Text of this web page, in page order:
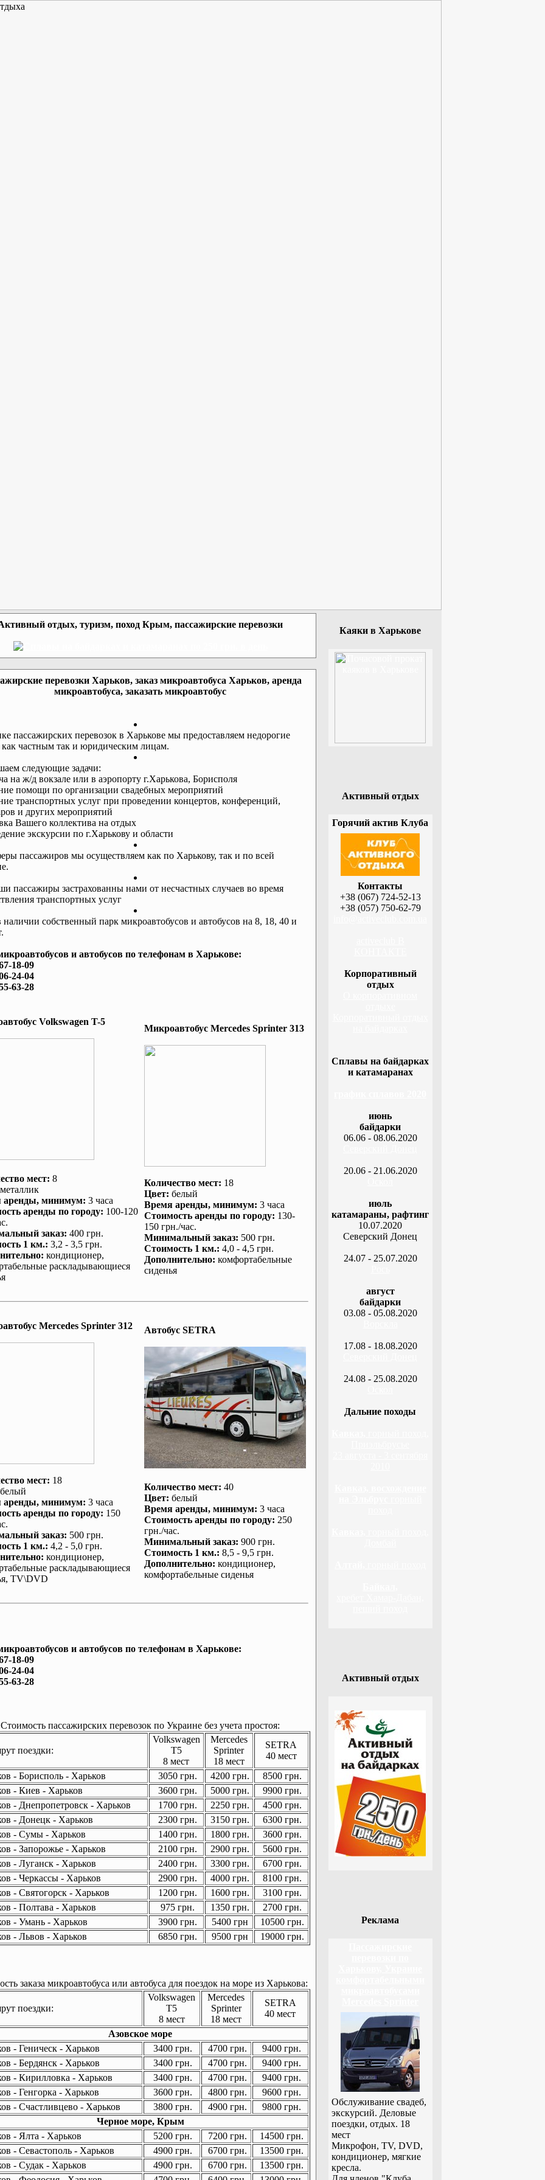
отдых, туризм, поход Крым, пассажирские перевозки
перевозки Харьков, заказ микроавтобуса Харьков, аренда
микроавтобуса, заказать микроавтобус
пассажирских перевозок в Харькове мы предоставляем недорогие
как частным так и юридическим лицам.
следующие задачи:
на ж/д вокзале или в аэропорту г.Харькова, Борисполя
помощи по организации свадебных мероприятий
транспортных услуг при проведении концертов, конференций,
и других мероприятий
Вашего коллектива на отдых
экскурсии по г.Харькову и области
пассажиров мы осуществляем как по Харькову, так и по всей
пассажиры застрахованны нами от несчастных случаев во время
транспортных услуг
наличии собственный парк микроавтобусов и автобусов на 8, 18, 40 и
и автобусов по телефонам в Харькове:
18-09
24-04
63-28
Volkswagen T-5
мест: 8
металлик
аренды, минимум: 3 часа
аренды по городу: 100-120
заказ: 400 грн.
1 км.: 3,2 - 3,5 грн.
: кондиционер,
раскладывающиеся
Микроавтобус Mеrcedes Sprinter 313
Количество мест: 18
Цвет: белый
Время аренды, минимум: 3 часа
Стоимость аренды по городу: 130-
150 грн./час.
Минимальный заказ: 500 грн.
Стоимость 1 км.: 4,0 - 4,5 грн.
Дополнительно: комфортабельные
сиденья
Mеrcedes Sprinter 312
мест: 18
белый
аренды, минимум: 3 часа
аренды по городу: 150
заказ: 500 грн.
1 км.: 4,2 - 5,0 грн.
: кондиционер,
раскладывающиеся
TV\DVD
Автобус SETRA
Количество мест: 40
Цвет: белый
Время аренды, минимум: 3 часа
Стоимость аренды по городу: 250
грн./час.
Минимальный заказ: 900 грн.
Стоимость 1 км.: 8,5 - 9,5 грн.
Дополнительно: кондиционер,
комфортабельные сиденья
и автобусов по телефонам в Харькове:
18-09
24-04
63-28
Стоимость пассажирских перевозок по Украине без учета простоя:
поездки:
Volkswagen
T5
8 мест
Mercedes
Sprinter
18 мест
SETRA
40 мест
- Борисполь - Харьков
3050 грн. 4200 грн.
8500 грн.
- Киев - Харьков
3600 грн. 5000 грн.
9900 грн.
- Днепропетровск - Харьков
1700 грн. 2250 грн.
4500 грн.
- Донецк - Харьков
2300 грн. 3150 грн.
6300 грн.
- Сумы - Харьков
1400 грн. 1800 грн.
3600 грн.
- Запорожье - Харьков
2100 грн. 2900 грн.
5600 грн.
- Луганск - Харьков
2400 грн. 3300 грн.
6700 грн.
- Черкассы - Харьков
2900 грн. 4000 грн.
8100 грн.
- Святогорск - Харьков
1200 грн. 1600 грн.
3100 грн.
- Полтава - Харьков
975 грн. 1350 грн.
2700 грн.
- Умань - Харьков
3900 грн. 5400 грн
10500 грн.
- Львов - Харьков
6850 грн. 9500 грн 19000 грн.
заказа микроавтобуса или автобуса для поездок на море из Харькова:
поездки:
Volkswagen
T5
8 мест
Mercedes
Sprinter
18 мест
SETRA
40 мест
Азовское море
- Геническ - Харьков
3400 грн. 4700 грн.
9400 грн.
- Бердянск - Харьков
3400 грн. 4700 грн.
9400 грн.
- Кирилловка - Харьков
3400 грн. 4700 грн.
9400 грн.
- Генгорка - Харьков
3600 грн. 4800 грн.
9600 грн.
- Счастливцево - Харьков
3800 грн. 4900 грн.
9800 грн.
Черное море, Крым
- Ялта - Харьков
5200 грн. 7200 грн.
14500 грн.
- Севастополь - Харьков
4900 грн. 6700 грн.
13500 грн.
- Судак - Харьков
4900 грн. 6700 грн.
13500 грн.
Каяки в Харькове
Активный отдых
Горячий актив Клуба
Контакты
+38 (067) 724-52-13
+38 (057) 750-62-79
Корпоративный
отдых
Сплавы на байдарках
и катамаранах
июнь
байдарки
06.06 - 08.06.2020
20.06 - 21.06.2020
июль
катамараны, рафтинг
10.07.2020
Северский Донец
24.07 - 25.07.2020
август
байдарки
03.08 - 05.08.2020
17.08 - 18.08.2020
24.08 - 25.08.2020
Дальние походы
Активный отдых
Реклама
Обслуживание свадеб,
экскурсий. Деловые
поездки, отдых. 18
мест
Микрофон, TV, DVD,
кондиционер, мягкие
кресла.